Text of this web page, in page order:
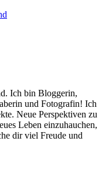
Ich bin Bloggerin,
und Fotografin! Ich
Neue Perspektiven zu
Leben einzuhauchen,
dir viel Freude und